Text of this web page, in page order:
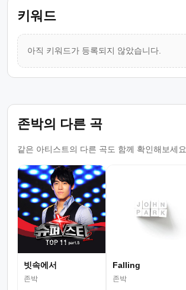
키워드
아직 키워드가 등록되지 않았습니다.
존박의 다른 곡
같은 아티스트의 다른 곡도 함께 확인해보세요.
빗속에서
존박
Falling
존박